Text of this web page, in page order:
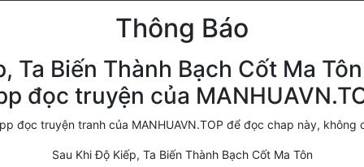
Thông Báo
Ta Biến Thành Bạch Cốt Ma
đọc truyện của
đọc truyện tranh của MANHUAVN.TOP để đọc chap này, không
Sau Khi Độ Kiếp, Ta Biến Thành Bạch Cốt Ma Tôn